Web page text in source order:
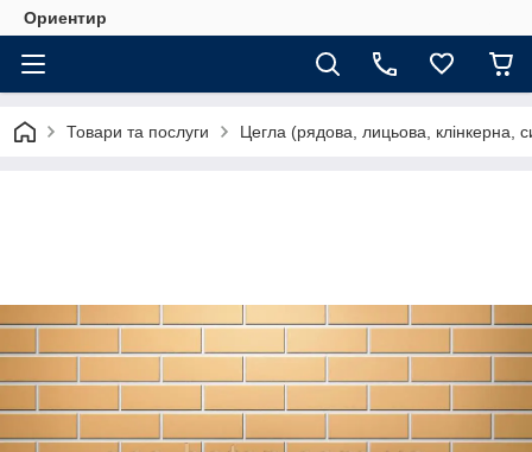
Ориентир
Товари та послуги Цегла (рядова, лицьова, клінкерна,